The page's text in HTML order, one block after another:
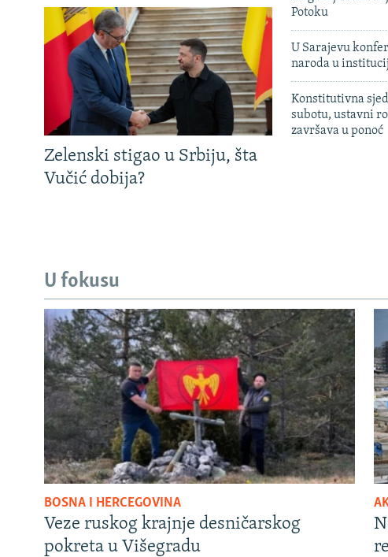
Zelenski stigao u Srbiju, šta
Vučić dobija?
Potoku
U Sarajevu
naroda u
Konstitutivna
subotu, ustavni
završava u ponoć
U fokusu
BOSNA I HERCEGOVINA
Veze ruskog krajnje desničarskog
pokreta u Višegradu